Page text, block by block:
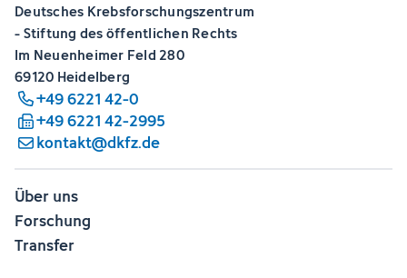
Deutsches Krebsforschungszentrum
- Stiftung des öffentlichen Rechts
Im Neuenheimer Feld 280
69120 Heidelberg
+49 6221 42-0
+49 6221 42-2995
kontakt@dkfz.de
Über uns
Forschung
Transfer